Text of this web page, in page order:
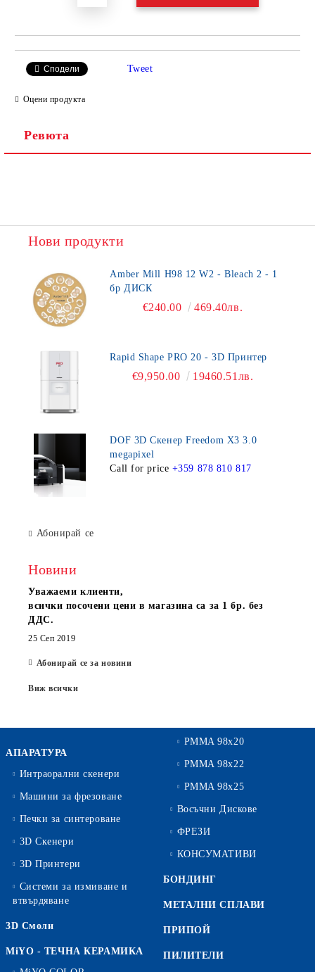
Сподели Tweet
Оцени продукта
Ревюта
Нови продукти
Amber Mill H98 12 W2 - Bleach 2 - 1
бр ДИСК
€240.00 469.40лв.
Rapid Shape PRO 20 - 3D Принтер
€9,950.00 19460.51лв.
DOF 3D Скенер Freedom X3 3.0
megapixel
Call for price +359 878 810 817
Абонирай се
Новини
Уважаеми клиенти,
всички посочени цени в магазина са за 1 бр. без
ДДС.
25 Сеп 2019
Абонирай се за новини
Виж всички
АПАРАТУРА
Интраорални скенери
Машини за фрезоване
Печки за синтероване
3D Скенери
3D Принтери
Системи за измиване и
втвърдяване
3D Смоли
MiYO - ТЕЧНА КЕРАМИКА
PMMA 98x20
PMMA 98x22
PMMA 98x25
Восъчни Дискове
ФРЕЗИ
КОНСУМАТИВИ
БОНДИНГ
МЕТАЛНИ СПЛАВИ
ПРИПОЙ
ПИЛИТЕЛИ